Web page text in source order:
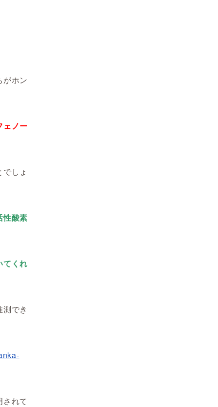
がホン
ェノー
しょ
性酸素
てくれ
でき
れて